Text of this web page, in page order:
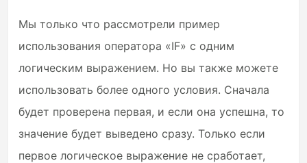
Мы только что рассмотрели пример
использования оператора «IF» с одним
логическим выражением. Но вы также можете
использовать более одного условия. Сначала
будет проверена первая, и если она успешна, то
значение будет выведено сразу. Только если
первое логическое выражение не сработает,